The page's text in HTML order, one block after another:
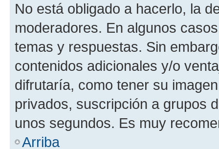
No está obligado a hacerlo, la
moderadores. En algunos
temas y respuestas. Sin
contenidos adicionales y/o
difrutaría, como tener su
privados, suscripción a grupos
unos segundos. Es muy
Arriba